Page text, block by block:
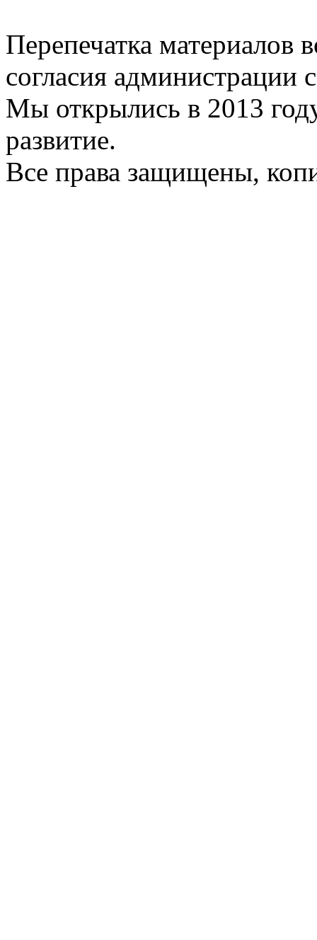
Перепечатка материалов
согласия администрации
Мы открылись в 2013
развитие.
Все права защищены,